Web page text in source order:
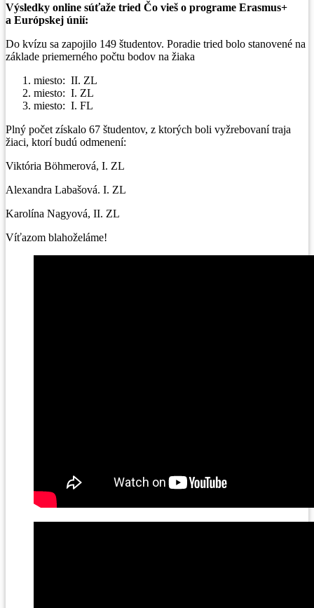
Výsledky online súťaže tried Čo vieš o programe Erasmus+
a Európskej únií:
Do kvízu sa zapojilo 149 študentov. Poradie tried bolo stanovené na
základe priemerného počtu bodov na žiaka
miesto: II. ZL
miesto: I. ZL
miesto: I. FL
Plný počet získalo 67 študentov, z ktorých boli vyžrebovaní traja
žiaci, ktorí budú odmenení:
Viktória Böhmerová, I. ZL
Alexandra Labašová. I. ZL
Karolína Nagyová, II. ZL
Víťazom blahoželáme!